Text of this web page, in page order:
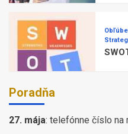
Poradňa
27. mája: telefónne číslo na